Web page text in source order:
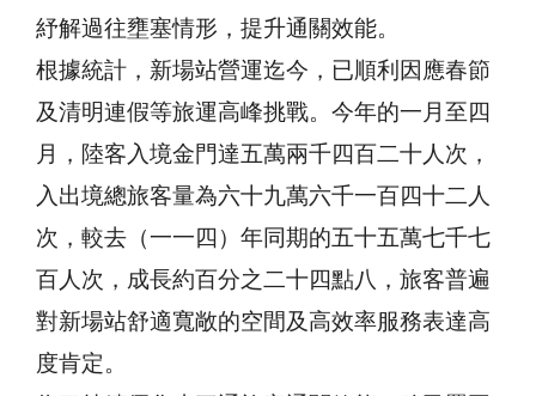
紓解過往壅塞情形，提升通關效能。
根據統計，新場站營運迄今，已順利因應春節
及清明連假等旅運高峰挑戰。今年的一月至四
月，陸客入境金門達五萬兩千四百二十人次，
入出境總旅客量為六十九萬六千一百四十二人
次，較去（一一四）年同期的五十五萬七千七
百人次，成長約百分之二十四點八，旅客普遍
對新場站舒適寬敞的空間及高效率服務表達高
度肯定。